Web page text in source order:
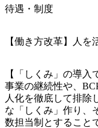
待遇・制度
【働き方改革】人を
【「しくみ」の導入
事業の継続性や、
人化を徹底して排除
な「しくみ」作り、
数担当制とすること